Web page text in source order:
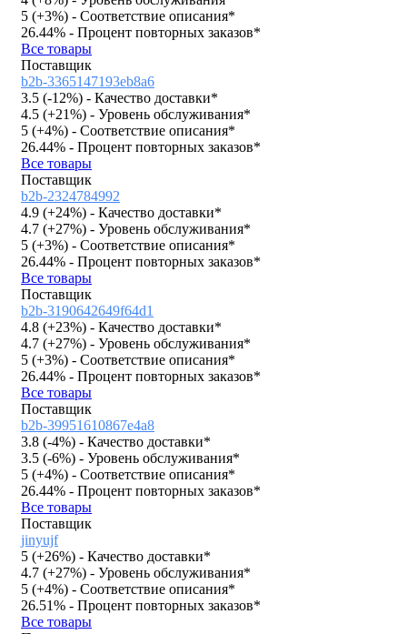
5 (+3%) - Соответствие описания*
26.44% - Процент повторных заказов*
Все товары
Поставщик
b2b-3365147193eb8a6
3.5 (-12%) - Качество доставки*
4.5 (+21%) - Уровень обслуживания*
5 (+4%) - Соответствие описания*
26.44% - Процент повторных заказов*
Все товары
Поставщик
b2b-2324784992
4.9 (+24%) - Качество доставки*
4.7 (+27%) - Уровень обслуживания*
5 (+3%) - Соответствие описания*
26.44% - Процент повторных заказов*
Все товары
Поставщик
b2b-3190642649f64d1
4.8 (+23%) - Качество доставки*
4.7 (+27%) - Уровень обслуживания*
5 (+3%) - Соответствие описания*
26.44% - Процент повторных заказов*
Все товары
Поставщик
b2b-39951610867e4a8
3.8 (-4%) - Качество доставки*
3.5 (-6%) - Уровень обслуживания*
5 (+4%) - Соответствие описания*
26.44% - Процент повторных заказов*
Все товары
Поставщик
jinyujf
5 (+26%) - Качество доставки*
4.7 (+27%) - Уровень обслуживания*
5 (+4%) - Соответствие описания*
26.51% - Процент повторных заказов*
Все товары